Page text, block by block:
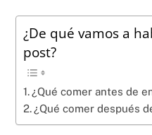
¿De qué vamos a
post?
¿Qué comer antes de
¿Qué comer después